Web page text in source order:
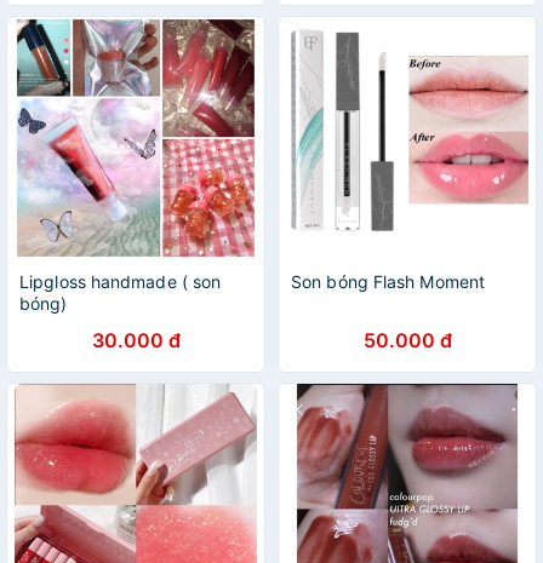
Lipgloss handmade ( son
bóng)
30.000 đ
Son bóng Flash Moment
50.000 đ